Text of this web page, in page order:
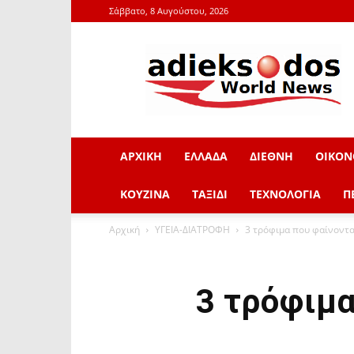
Σάββατο, 8 Αυγούστου, 2026
adieksodos.gr
ΑΡΧΙΚΗ ΕΛΛΑΔΑ ΔΙΕΘΝΗ
ΚΟΥΖΙΝΑ ΤΑΞΙΔΙ ΤΕΧΝΟΛΟΓΙΑ
Αρχική ΥΓΕΙΑ-ΔΙΑΤΡΟΦΗ 3 τρόφιμα που
3